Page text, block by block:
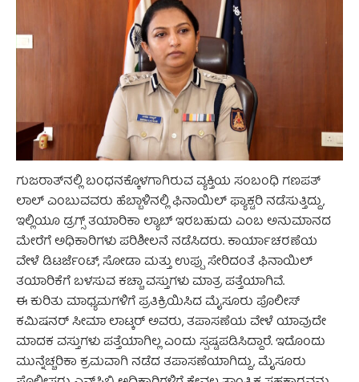
ಗುಜರಾತ್‌ನಲ್ಲಿ ಬಂಧನಕ್ಕೊಳಗಾಗಿರುವ ವ್ಯಕ್ತಿಯ ಸಂಬಂಧಿ ಗಣಪತ್
ಲಾಲ್ ಎಂಬುವವರು ಹೆಬ್ಬಾಳಿನಲ್ಲಿ ಫಿನಾಯಿಲ್ ಫ್ಯಾಕ್ಟರಿ ನಡೆಸುತ್ತಿದ್ದು,
ಇಲ್ಲಿಯೂ ಡ್ರಗ್ಸ್ ತಯಾರಿಕಾ ಲ್ಯಾಬ್ ಇರಬಹುದು ಎಂಬ ಅನುಮಾನದ
ಮೇರೆಗೆ ಅಧಿಕಾರಿಗಳು ಪರಿಶೀಲನೆ ನಡೆಸಿದರು. ಕಾರ್ಯಾಚರಣೆಯ
ವೇಳೆ ಡಿಟರ್ಜೆಂಟ್, ಸೋಡಾ ಮತ್ತು ಉಪ್ಪು ಸೇರಿದಂತೆ ಫಿನಾಯಿಲ್
ತಯಾರಿಕೆಗೆ ಬಳಸುವ ಕಚ್ಚಾ ವಸ್ತುಗಳು ಮಾತ್ರ ಪತ್ತೆಯಾಗಿವೆ.
ಈ ಕುರಿತು ಮಾಧ್ಯಮಗಳಿಗೆ ಪ್ರತಿಕ್ರಿಯಿಸಿದ ಮೈಸೂರು ಪೊಲೀಸ್
ಕಮಿಷನರ್ ಸೀಮಾ ಲಾಟ್ಕರ್ ಅವರು, ತಪಾಸಣೆಯ ವೇಳೆ ಯಾವುದೇ
ಮಾದಕ ವಸ್ತುಗಳು ಪತ್ತೆಯಾಗಿಲ್ಲ ಎಂದು ಸ್ಪಷ್ಟಪಡಿಸಿದ್ದಾರೆ. ಇದೊಂದು
ಮುನ್ನೆಚ್ಚರಿಕಾ ಕ್ರಮವಾಗಿ ನಡೆದ ತಪಾಸಣೆಯಾಗಿದ್ದು, ಮೈಸೂರು